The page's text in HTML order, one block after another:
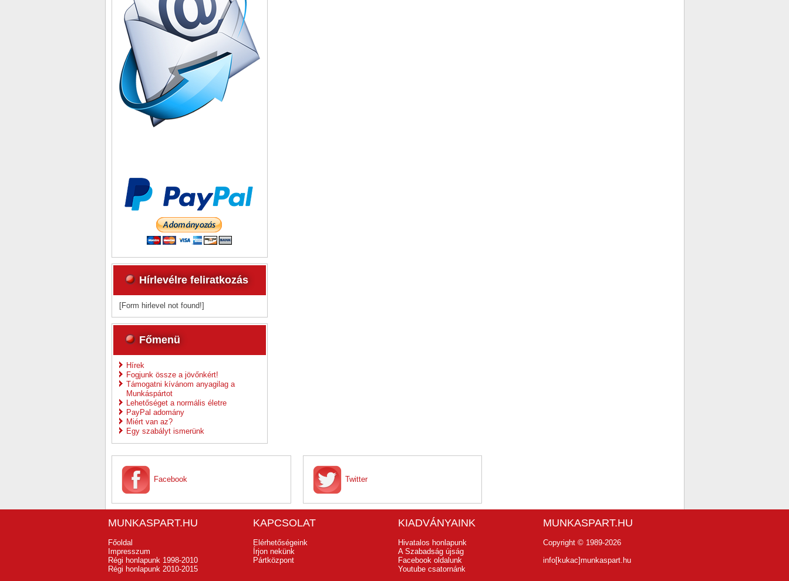
Hírlevélre feliratkozás
[Form hirlevel not found!]
Főmenü
Hírek
Fogjunk össze a jövőnkért!
Támogatni kívánom anyagilag a
Munkáspártot
Lehetőséget a normális életre
PayPal adomány
Miért van az?
Egy szabályt ismerünk
Facebook Twitter
MUNKASPART.HU
Főoldal
Impresszum
Régi honlapunk 1998-2010
Régi honlapunk 2010-2015
KAPCSOLAT
Elérhetőségeink
Írjon nekünk
Pártközpont
KIADVÁNYAINK
Hivatalos honlapunk
A Szabadság újság
Facebook oldalunk
Youtube csatornánk
MUNKASPART.HU
Copyright © 1989-2026
info[kukac]munkaspart.hu